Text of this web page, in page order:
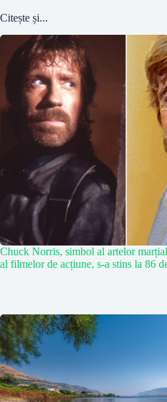
Citește și...
Chuck Norris, simbol al artelor
al filmelor de acțiune, s-a stins la 86